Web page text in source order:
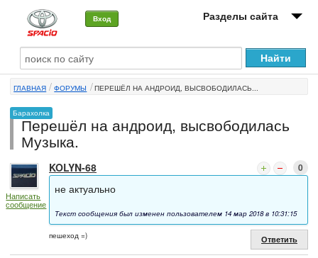
Вход Разделы сайта
О машине
Автоклуб
Форумы
Сервисы и услуги
Новости
ГЛАВНАЯ ФОРУМЫ ПЕРЕШЁЛ НА АНДРОИД, ВЫСВОБОДИЛАСЬ...
Барахолка
Перешёл на андроид, высвободилась
Музыка.
Написать
сообщение
KOLYN-68 0
не актуально
Текст сообщения был изменен пользователем 14 мар 2018 в 10:31:15
пешеход =) Ответить